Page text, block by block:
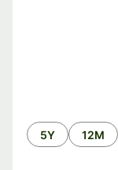
12M
5Y